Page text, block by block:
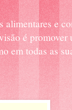
alimentares e
é promover
em todas as